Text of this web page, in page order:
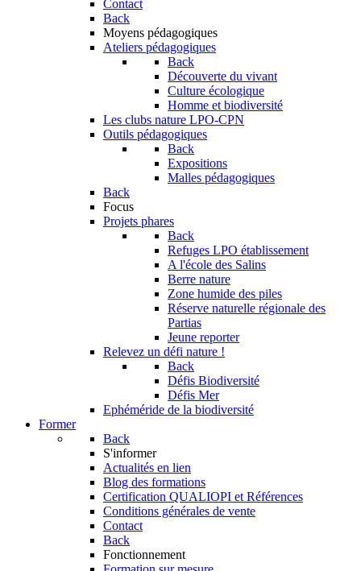
Contact
Back
Moyens pédagogiques
Ateliers pédagogiques
Back
Découverte du vivant
Culture écologique
Homme et biodiversité
Les clubs nature LPO-CPN
Outils pédagogiques
Back
Expositions
Malles pédagogiques
Back
Focus
Projets phares
Back
Refuges LPO établissement
A l'école des Salins
Berre nature
Zone humide des piles
Réserve naturelle régionale des
Partias
Jeune reporter
Relevez un défi nature !
Back
Défis Biodiversité
Défis Mer
Ephéméride de la biodiversité
Former
Back
S'informer
Actualités en lien
Blog des formations
Certification QUALIOPI et Références
Conditions générales de vente
Contact
Back
Fonctionnement